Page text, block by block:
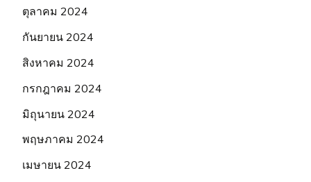
ตุลาคม 2024
กันยายน 2024
สิงหาคม 2024
กรกฎาคม 2024
มิถุนายน 2024
พฤษภาคม 2024
เมษายน 2024